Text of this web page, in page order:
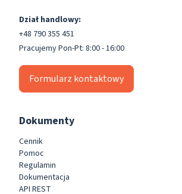
Dział handlowy:
+48 790 355 451
Pracujemy Pon-Pt: 8:00 - 16:00
Formularz kontaktowy
Dokumenty
Cennik
Pomoc
Regulamin
Dokumentacja
API REST